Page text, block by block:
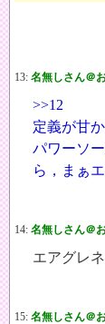
13: 名無しさん＠
>>12
定義が甘
パワーソ
ら，まぁ
14: 名無しさん＠
エアグレ
15: 名無しさん＠